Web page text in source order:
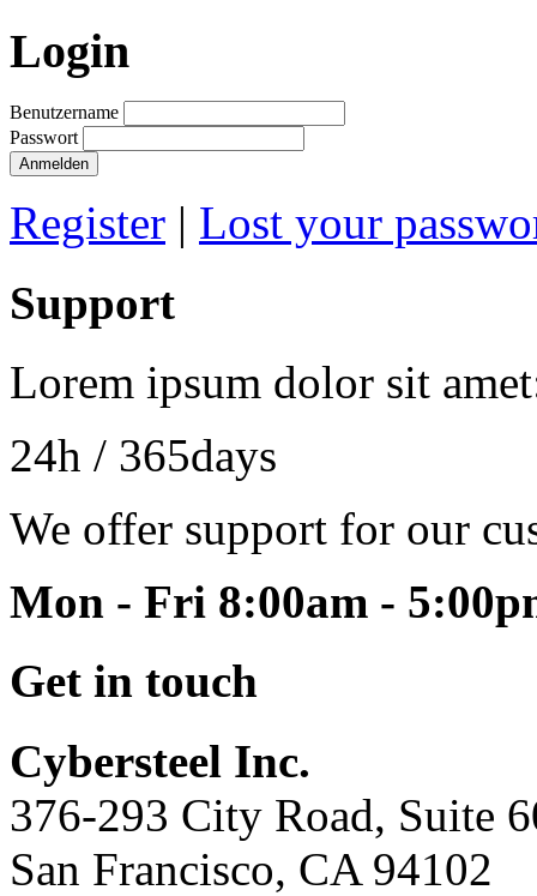
Login
Benutzername
Passwort
Anmelden
Register | Lost your
Support
Lorem ipsum dolor sit
24h / 365days
We offer support for our
Mon - Fri 8:00am -
Get in touch
Cybersteel Inc.
376-293 City Road, Suite
San Francisco, CA 94102